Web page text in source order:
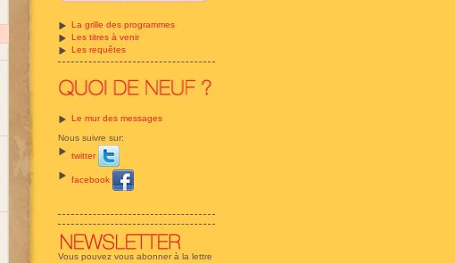
La grille des programmes
Les titres à venir
Les requêtes
Le mur des messages
Nous suivre sur:
twitter
facebook
Vous pouvez vous abonner à la lettre